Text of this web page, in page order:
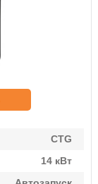
CTG
14 кВт